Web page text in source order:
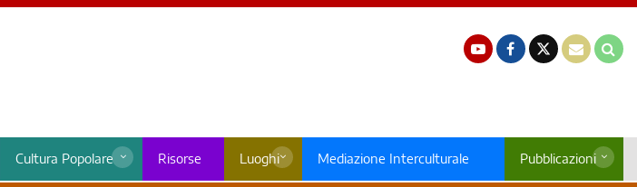
Cultura Popolare Risorse Luoghi Mediazione Interculturale Pubblicazioni